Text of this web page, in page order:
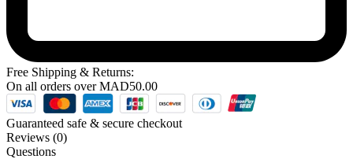
Free Shipping & Returns:
On all orders overMAD50.00
Guaranteed safe & secure checkout
Reviews (0)
Questions